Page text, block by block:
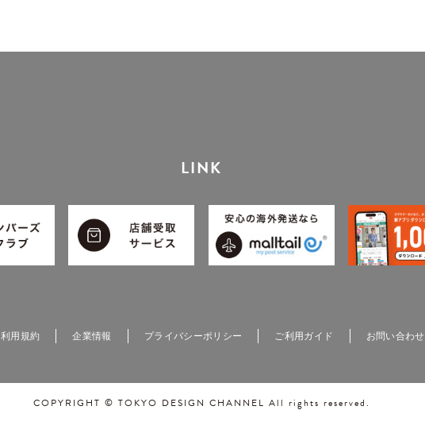
LINK
利用規約 企業情報 プライバシーポリシー ご利用ガイド お問い合わせ
COPYRIGHT © TOKYO DESIGN CHANNEL All rights reserved.